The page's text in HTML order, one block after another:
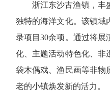
浙江东沙古渔镇，丰
独特的海洋文化。该镇域
录项目30余项。通过将展
化、主题活动特色化、非
袋木偶戏、渔民画等非物
老的小镇焕发新的活力。